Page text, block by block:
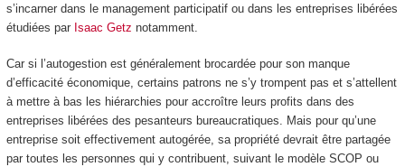
s’incarner dans le management participatif ou dans les entreprises libérées
étudiées par Isaac Getz notamment.
Car si l’autogestion est généralement brocardée pour son manque
d’efficacité économique, certains patrons ne s’y trompent pas et s’attellent
à mettre à bas les hiérarchies pour accroître leurs profits dans des
entreprises libérées des pesanteurs bureaucratiques. Mais pour qu’une
entreprise soit effectivement autogérée, sa propriété devrait être partagée
par toutes les personnes qui y contribuent, suivant le modèle SCOP ou